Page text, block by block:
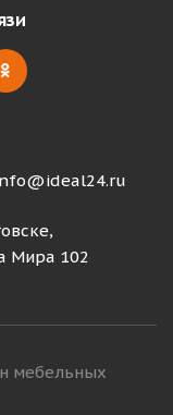
Мира 102
мебельных